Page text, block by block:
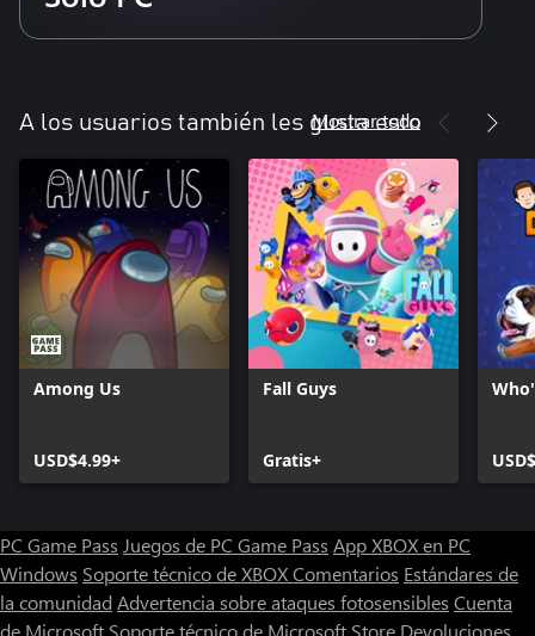
A los usuarios también les gusta esto
Mostrar todo
Among Us
USD$4.99+
Fall Guys
Gratis+
PC Game Pass Juegos de PC Game Pass App XBOX en PC
Windows Soporte técnico de XBOXComentarios Estándares de
la comunidad Advertencia sobre ataques fotosensibles Cuenta
de Microsoft Soporte técnico de Microsoft Store Devoluciones